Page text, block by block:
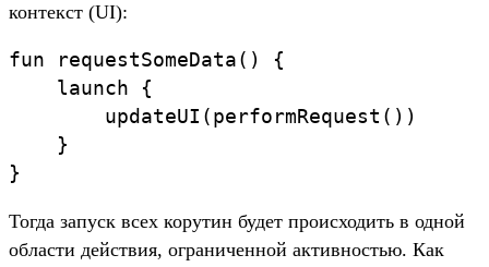
контекст (UI):
fun requestSomeData() {
    launch {
        updateUI(performRequest())
    }
Тогда запуск всех корутин будет происходить в одной
области действия, ограниченной активностью. Как